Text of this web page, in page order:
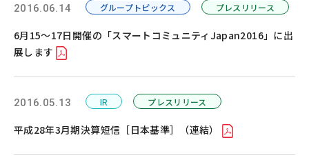
2016.06.14 グループトピックス プレスリリース
6月15～17日開催の「スマートコミュニティJapan2016」に出
展します
2016.05.13 IR プレスリリース
平成28年3月期決算短信［日本基準］（連結）